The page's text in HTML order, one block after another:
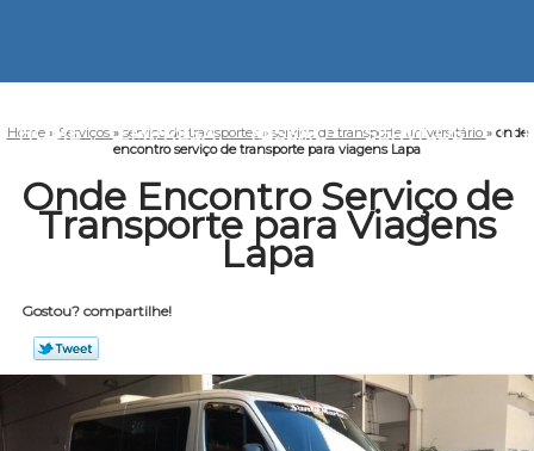
HOME EMPRESA MISSÃO SERVIÇOS
Home » Serviços » serviço de transportes » serviço de transporte universitário » onde
encontro serviço de transporte para viagens Lapa
Onde Encontro Serviço de
Transporte para Viagens
Lapa
Gostou? compartilhe!